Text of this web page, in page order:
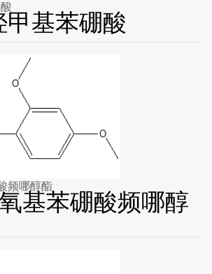
甲基苯硼酸
频哪醇酯
基苯硼酸频哪醇